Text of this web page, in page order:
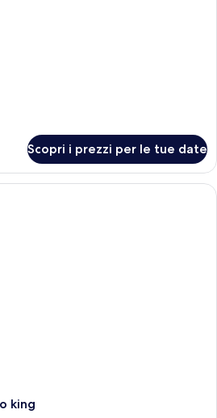
Scopri i prezzi per le tue date
king